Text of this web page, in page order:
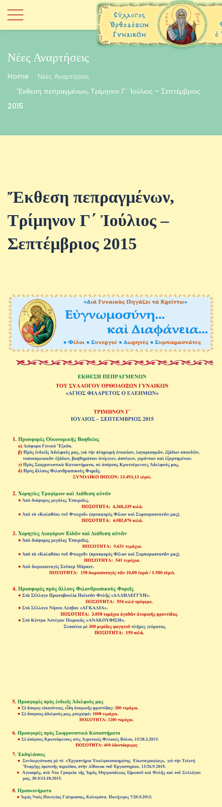
Νέες Αναρτήσεις
Home
Νέες Αναρτήσεις
Ἔκθεση πεπραγμένων, Τρίμηνον Γ΄ Ἰούλιος – Σεπτέμβριος
2015
Ἔκθεση πεπραγμένων,
Τρίμηνον Γ΄ Ἰούλιος –
Σεπτέμβριος 2015